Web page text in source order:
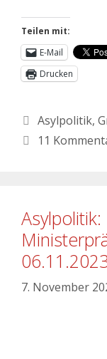
Teilen mit:
E-Mail
Drucken
Asylpolitik,
11
7. November